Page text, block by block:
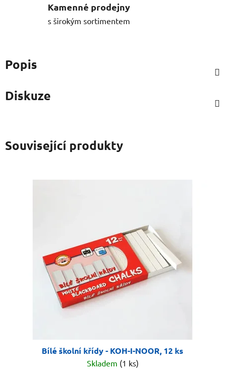
Kamenné prodejny
s širokým sortimentem
Popis
Diskuze
Související produkty
Bílé školní křídy - KOH-I-NOOR, 12 ks
Skladem (1 ks)